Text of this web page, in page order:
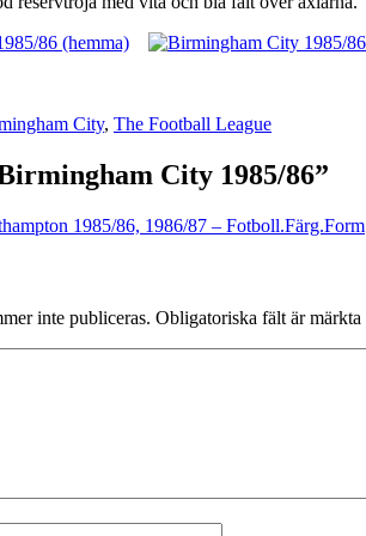
City, The Football League
City 1985/86”
1985/86, 1986/87 – Fotboll.Färg.Form
inte publiceras. Obligatoriska fält är märkta